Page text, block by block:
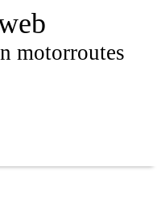
motorroutes